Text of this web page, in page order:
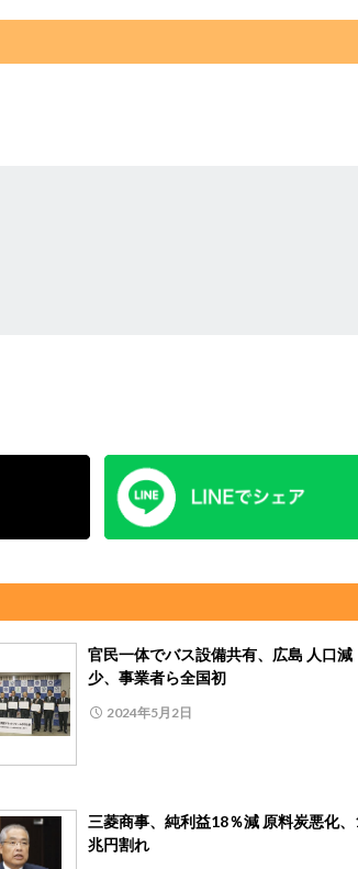
官民一体でバス設備共有、広島 人口減
少、事業者ら全国初
2024年5月2日
三菱商事、純利益18％減 原料炭悪化、
兆円割れ